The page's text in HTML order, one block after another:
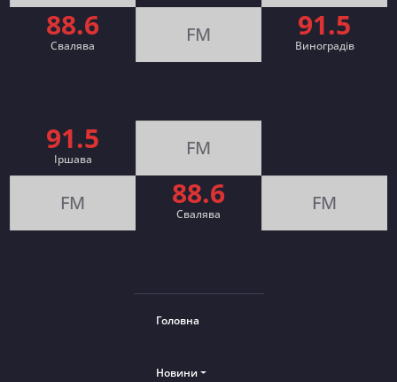
88.6
Свалява FM 91.5
Виноградів
91.5
Іршава FM
FM 88.6
Cвалява FM
Головна
Новини